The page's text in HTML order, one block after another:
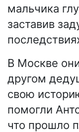
мальчика
заставив
В Москве
другом
свою
помогли
что прошло